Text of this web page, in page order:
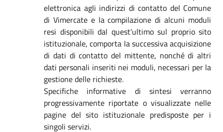
elettronica agli indirizzi di contatto del Comune
di Vimercate e la compilazione di alcuni moduli
resi disponibili dal quest’ultimo sul proprio sito
istituzionale, comporta la successiva acquisizione
di dati di contatto del mittente, nonché di altri
dati personali inseriti nei moduli, necessari per la
gestione delle richieste.
Specifiche informative di sintesi verranno
progressivamente riportate o visualizzate nelle
pagine del sito istituzionale predisposte per i
singoli servizi.